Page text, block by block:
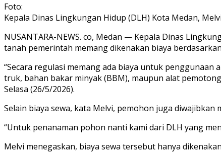
Foto:
Kepala Dinas Lingkungan Hidup (DLH) Kota Medan,
NUSANTARA-NEWS. co, Medan — Kepala Dinas
tanah pemerintah memang dikenakan biaya
“Secara regulasi memang ada biaya untuk penggunaan
truk, bahan bakar minyak (BBM), maupun alat
Selasa (26/5/2026).
Selain biaya sewa, kata Melvi, pemohon juga
“Untuk penanaman pohon nanti kami dari DLH yang
Melvi menegaskan, biaya sewa tersebut hanya